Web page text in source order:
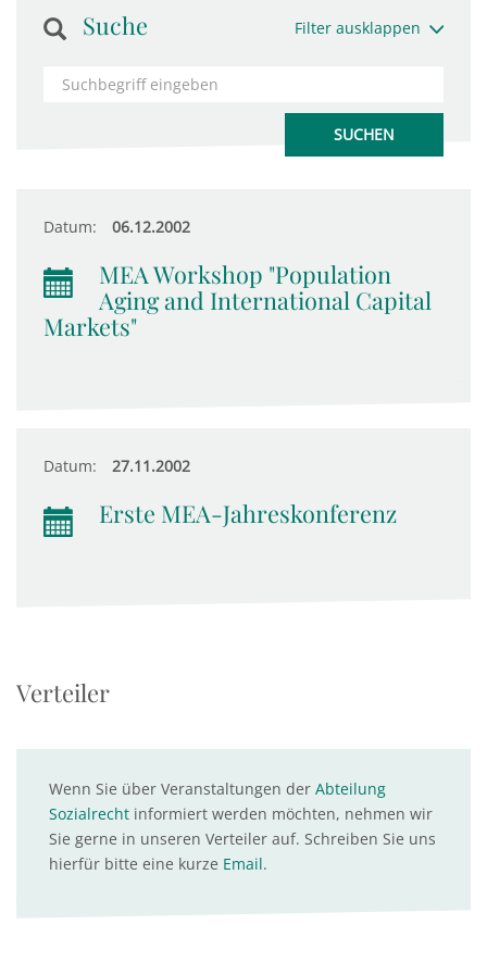
Suche Filter ausklappen
Datum: 06.12.2002
MEA Workshop "Population
Aging and International Capital
Markets"
Datum: 27.11.2002
Erste MEA-Jahreskonferenz
Verteiler
Wenn Sie über Veranstaltungen der Abteilung
Sozialrecht informiert werden möchten, nehmen wir
Sie gerne in unseren Verteiler auf. Schreiben Sie uns
hierfür bitte eine kurze Email.